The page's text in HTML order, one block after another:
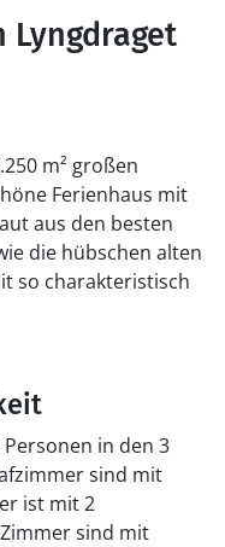
Lyngdraget
m² großen
Ferienhaus mit
aus den besten
die hübschen alten
so charakteristisch
in den 3
sind mit
ist mit 2
sind mit